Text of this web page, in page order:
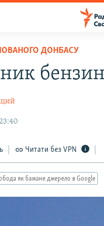
ДОНБАСУ
Читати без VPN
як бажане джерело в Google